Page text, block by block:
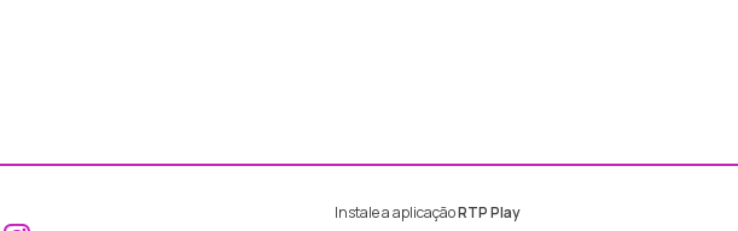
Instale a aplicaçãoRTP Play